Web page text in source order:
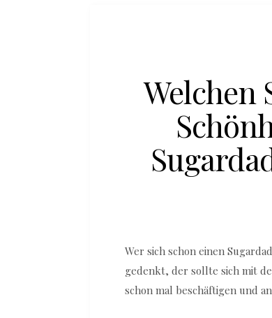
Welchen
Wer sich schon einen
gedenkt, der sollte sich mit
schon mal beschäftigen und